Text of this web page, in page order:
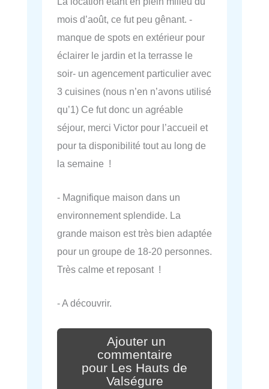
mois d’août, ce fut peu gênant. -
manque de spots en extérieur pour
éclairer le jardin et la terrasse le
soir- un agencement particulier avec
3 cuisines (nous n’en n’avons utilisé
qu’1) Ce fut donc un agréable
séjour, merci Victor pour l’accueil et
pour ta disponibilité tout au long de
la semaine !
- Magnifique maison dans un
environnement splendide. La
grande maison est très bien adaptée
pour un groupe de 18-20 personnes.
Très calme et reposant !
- A découvrir.
Ajouter un
commentaire
pour Les Hauts de
Valségure